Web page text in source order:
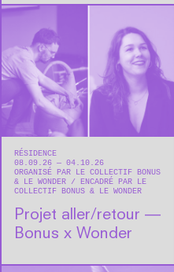
RÉSIDENCE
08.09.26 — 04.10.26
ORGANISÉ PAR LE COLLECTIF BONUS
& LE WONDER
ENCADRÉ PAR LE
COLLECTIF BONUS & LE WONDER
Projet aller/retour —
Bonus x Wonder